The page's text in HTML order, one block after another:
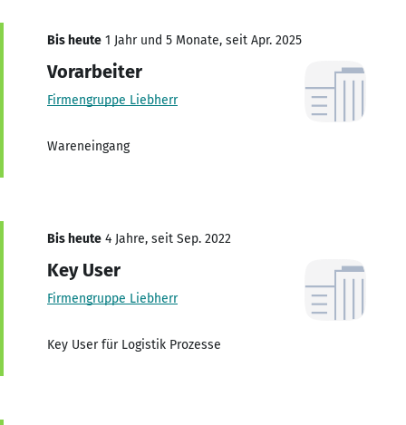
Bis heute 1 Jahr und 5 Monate, seit Apr. 2025
Vorarbeiter
Firmengruppe Liebherr
Wareneingang
Bis heute 4 Jahre, seit Sep. 2022
Key User
Firmengruppe Liebherr
Key User für Logistik Prozesse